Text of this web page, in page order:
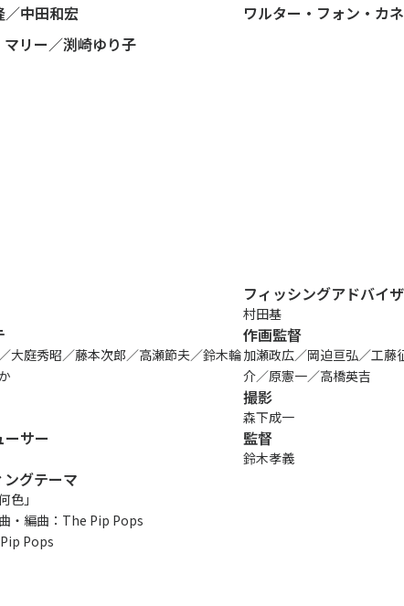
創業50周年記念
音楽配信
／中田和宏
ワルター・フォン・カ
マリー／渕崎ゆり子
フィッシングアドバイ
村田基
大庭秀昭／藤本次郎／高瀬節夫／鈴木輪
作画監督
加瀬政広／岡迫亘弘／工藤
介／原憲一／高橋英吉
撮影
森下成一
ーサー 監督
鈴木孝義
ングテーマ
色」
・編曲：The Pip Pops
Pops